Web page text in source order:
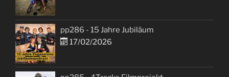
pp286 - 15 Jahre Jubiläum
17/02/2026